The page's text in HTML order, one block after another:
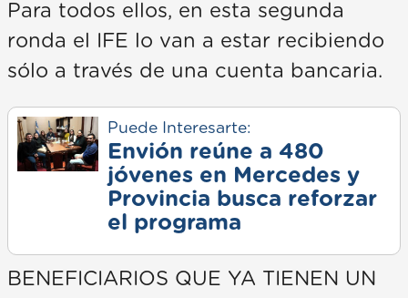
Para todos ellos, en esta segunda
ronda el IFE lo van a estar recibiendo
sólo a través de una cuenta bancaria.
Puede Interesarte:
Envión reúne a 480
jóvenes en Mercedes y
Provincia busca reforzar
el programa
BENEFICIARIOS QUE YA TIENEN UN